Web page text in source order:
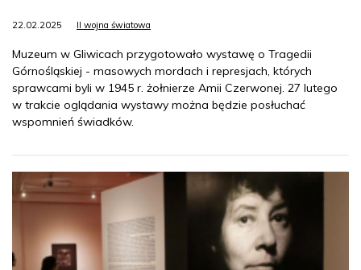
22.02.2025 II wojna światowa
Muzeum w Gliwicach przygotowało wystawę o Tragedii
Górnośląskiej - masowych mordach i represjach, których
sprawcami byli w 1945 r. żołnierze Amii Czerwonej. 27 lutego
w trakcie oglądania wystawy można będzie posłuchać
wspomnień świadków.